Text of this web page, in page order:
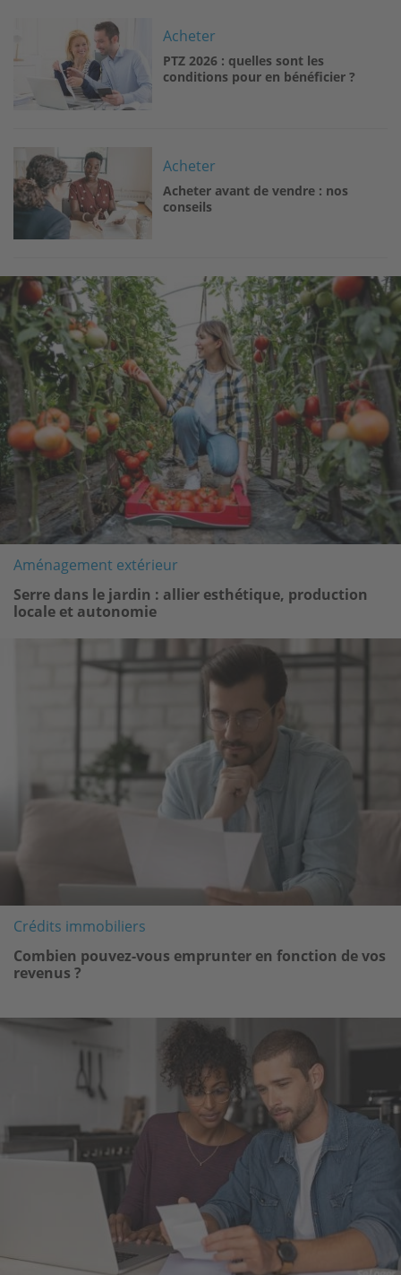
Acheter
PTZ 2026 : quelles sont les
conditions pour en bénéficier ?
Image
Acheter
Acheter avant de vendre : nos
conseils
Image
Aménagement extérieur
Serre dans le jardin : allier esthétique, production
locale et autonomie
Crédits immobiliers
Combien pouvez-vous emprunter en fonction de vos
revenus ?
Image